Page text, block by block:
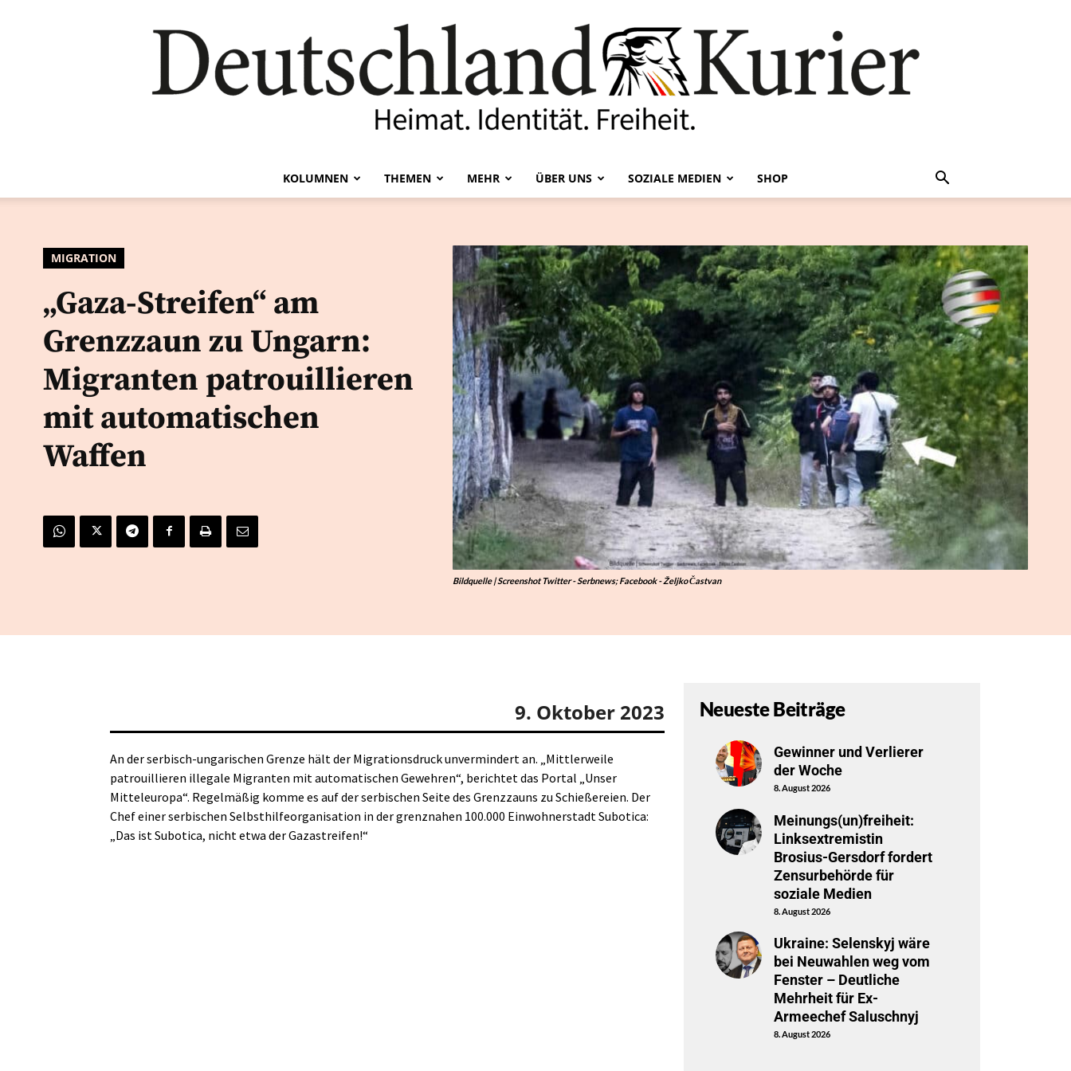
Kurier
KOLUMNEN THEMEN MEHR ÜBER UNS SOZIALE MEDIEN SHOP
MIGRATION
„Gaza-Streifen“ am
Grenzzaun zu Ungarn:
Migranten patrouillieren
mit automatischen
Waffen
Bildquelle | Screenshot Twitter - Serbnews; Facebook - Željko Častvan
9. Oktober 2023
An der serbisch-ungarischen Grenze hält der Migrationsdruck unvermindert an. „Mittlerweile
patrouillieren illegale Migranten mit automatischen Gewehren“, berichtet das Portal „Unser
Mitteleuropa“. Regelmäßig komme es auf der serbischen Seite des Grenzzauns zu Schießereien. Der
Chef einer serbischen Selbsthilfeorganisation in der grenznahen 100.000 Einwohnerstadt Subotica:
„Das ist Subotica, nicht etwa der Gazastreifen!“
Neueste Beiträge
Gewinner und Verlierer
der Woche
8. August 2026
Meinungs(un)freiheit:
Linksextremistin
Brosius-Gersdorf fordert
Zensurbehörde für
soziale Medien
8. August 2026
Ukraine: Selenskyj wäre
bei Neuwahlen weg vom
Fenster – Deutliche
Mehrheit für Ex-
Armeechef Saluschnyj
8. August 2026